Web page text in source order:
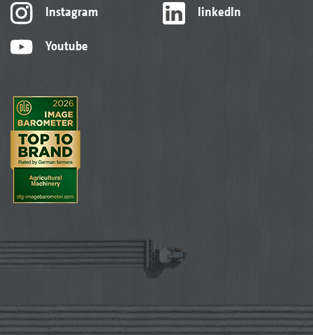
Instagram
Youtube
linkedIn